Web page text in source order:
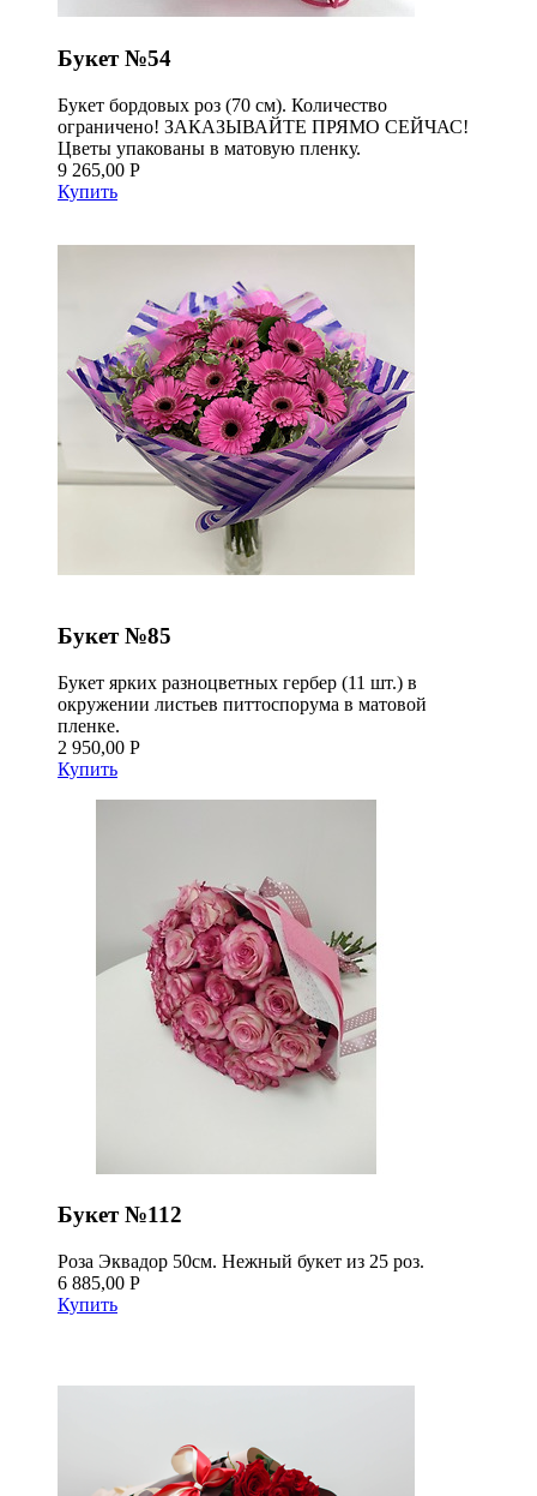
Букет №54
Букет бордовых роз (70 см). Количество
ограничено! ЗАКАЗЫВАЙТЕ ПРЯМО СЕЙЧАС!
Цветы упакованы в матовую пленку.
9 265,00 Р
Купить
Букет №85
Букет ярких разноцветных гербер (11 шт.) в
окружении листьев питтоспорума в матовой
пленке.
2 950,00 Р
Купить
Букет №112
Роза Эквадор 50см. Нежный букет из 25 роз.
6 885,00 Р
Купить